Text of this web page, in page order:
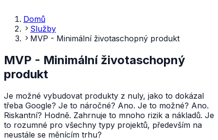
Domů
Služby
MVP - Minimální životaschopný produkt
MVP - Minimální životaschopný
produkt
Je možné vybudovat produkty z nuly, jako to dokázal
třeba Google? Je to náročné? Ano. Je to možné? Ano.
Riskantní? Hodně. Zahrnuje to mnoho rizik a nákladů. Je
to rozumné pro všechny typy projektů, především na
neustále se měnícím trhu?